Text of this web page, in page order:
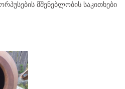
მშენებლობის საკითხები